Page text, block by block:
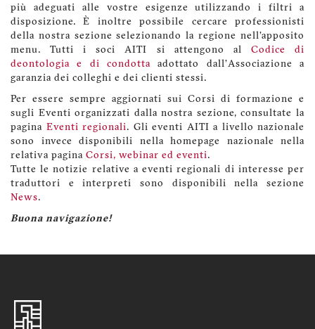
più adeguati alle vostre esigenze utilizzando i filtri a
disposizione. È inoltre possibile cercare professionisti
della nostra sezione selezionando la regione nell'apposito
menu. Tutti i soci AITI si attengono al Codice di
deontologia e di condotta adottato dall'Associazione a
garanzia dei colleghi e dei clienti stessi.
Per essere sempre aggiornati sui Corsi di formazione e
sugli Eventi organizzati dalla nostra sezione, consultate la
pagina Eventi regionali. Gli eventi AITI a livello nazionale
sono invece disponibili nella homepage nazionale nella
relativa pagina Corsi, webinar ed eventi.
Tutte le notizie relative a eventi regionali di interesse per
traduttori e interpreti sono disponibili nella sezione
News.
Buona navigazione!